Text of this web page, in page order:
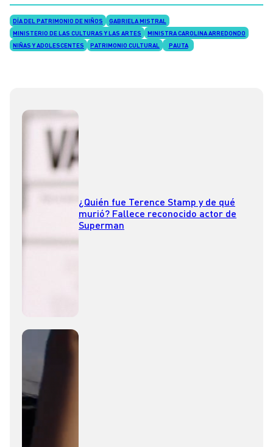
DÍA DEL PATRIMONIO DE NIÑOS
GABRIELA MISTRAL
MINISTERIO DE LAS CULTURAS Y LAS ARTES
MINISTRA CAROLINA ARREDONDO
NIÑAS Y ADOLESCENTES
PATRIMONIO CULTURAL PAUTA
¿Quién fue Terence Stamp y de qué
murió? Fallece reconocido actor de
Superman